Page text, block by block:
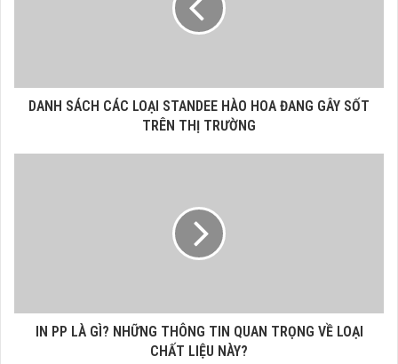
DANH SÁCH CÁC LOẠI STANDEE HÀO HOA ĐANG GÂY SỐT
TRÊN THỊ TRƯỜNG
IN PP LÀ GÌ? NHỮNG THÔNG TIN QUAN TRỌNG VỀ LOẠI
CHẤT LIỆU NÀY?